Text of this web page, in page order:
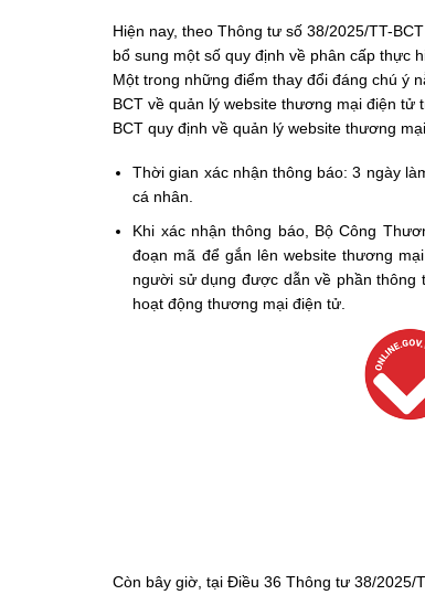
Hiện nay, theo Thông tư số 38/2025/TT-
bổ sung một số quy định về phân cấp thực
Một trong những điểm thay đổi đáng chú ý
BCT về quản lý website thương mại điện
BCT quy định về quản lý website thương
Thời gian xác nhận thông báo: 3 ngày
cá nhân.
Khi xác nhận thông báo, Bộ Công
đoạn mã để gắn lên website thương
người sử dụng được dẫn về phần
hoạt động thương mại điện tử.
Còn bây giờ, tại Điều 36 Thông tư 38/2025/